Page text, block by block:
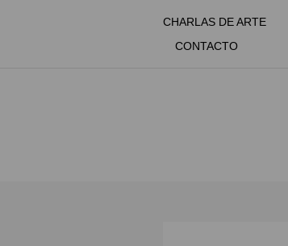
CHARLAS DE ARTE
CONTACTO